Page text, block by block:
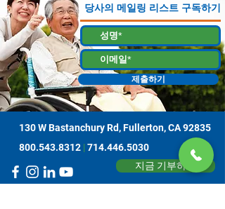
당사의 메일링 리스트 구독하기
제출하기
130 W Bastanchury Rd, Fullerton, CA 92835
800.543.8312 | 714.446.5030
지금 기부하기